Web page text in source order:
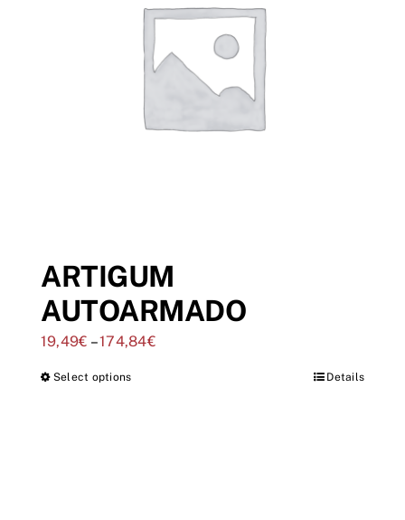
ARTIGUM
AUTOARMADO
19,49€ –174,84€
Select options Details